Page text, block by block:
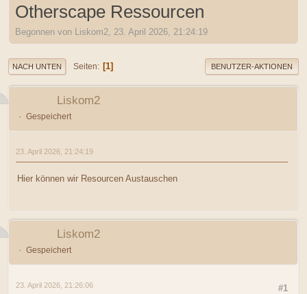
Otherscape Ressourcen
Begonnen von Liskom2, 23. April 2026, 21:24:19
NACH UNTEN Seiten 1 BENUTZER-AKTIONEN
Liskom2
Gespeichert
23. April 2026, 21:24:19
Hier können wir Resourcen Austauschen
Liskom2
Gespeichert
#1
23. April 2026, 21:26:06